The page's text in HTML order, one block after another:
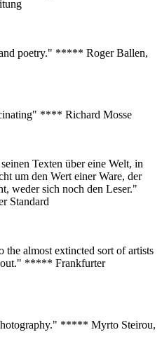
poetry." ***** Roger Ballen,
**** Richard Mosse
Texten über eine Welt, in
um den Wert einer Ware, der
weder sich noch den Leser."
Standard
the almost extincted sort of artists
out." ***** Frankfurter
***** Myrto Steirou,